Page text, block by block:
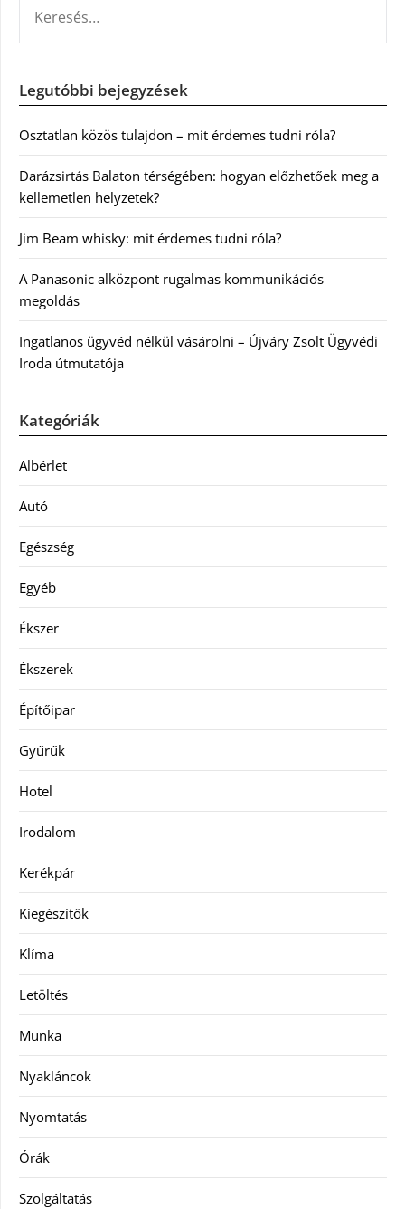
Legutóbbi bejegyzések
Osztatlan közös tulajdon – mit érdemes tudni róla?
Darázsirtás Balaton térségében: hogyan előzhetőek meg a
kellemetlen helyzetek?
Jim Beam whisky: mit érdemes tudni róla?
A Panasonic alközpont rugalmas kommunikációs
megoldás
Ingatlanos ügyvéd nélkül vásárolni – Újváry Zsolt Ügyvédi
Iroda útmutatója
Kategóriák
Albérlet
Autó
Egészség
Egyéb
Ékszer
Ékszerek
Építőipar
Gyűrűk
Hotel
Irodalom
Kerékpár
Kiegészítők
Klíma
Letöltés
Munka
Nyakláncok
Nyomtatás
Órák
Szolgáltatás